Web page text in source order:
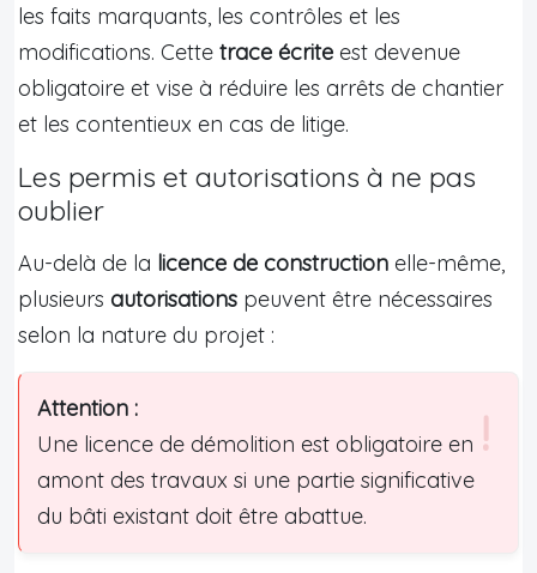
les faits marquants, les contrôles et les
modifications. Cette trace écrite est devenue
obligatoire et vise à réduire les arrêts de chantier
et les contentieux en cas de litige.
Les permis et autorisations à ne pas
oublier
Au-delà de la licence de construction elle-même,
plusieurs autorisations peuvent être nécessaires
selon la nature du projet :
Attention :
Une licence de démolition est obligatoire en
amont des travaux si une partie significative
du bâti existant doit être abattue.